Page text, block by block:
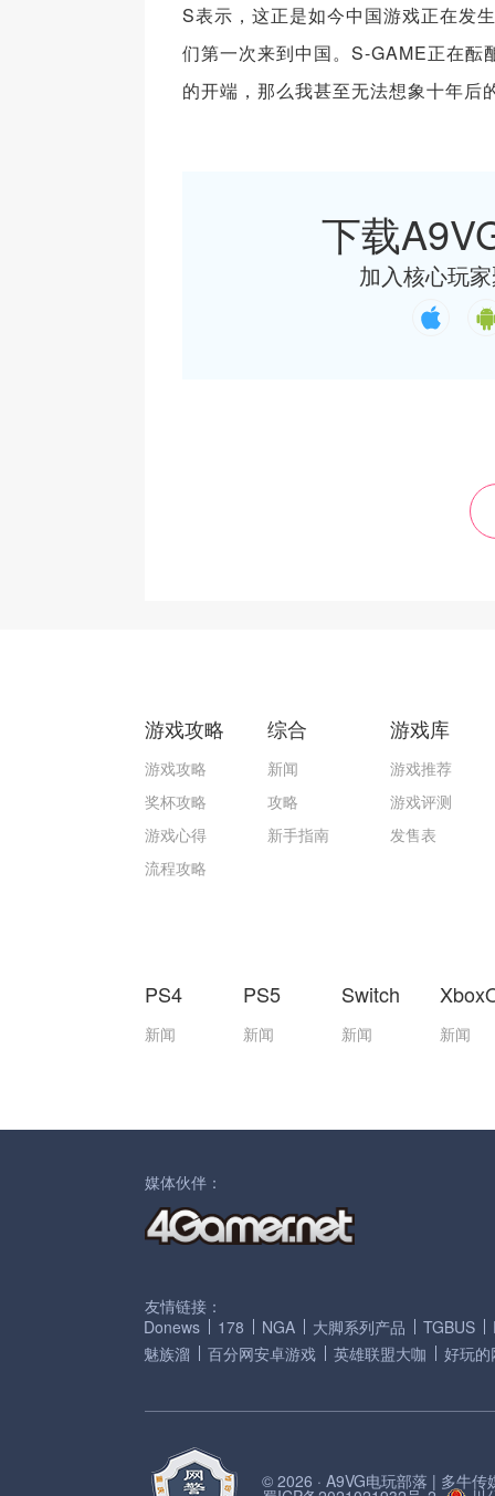
S表示，这正是如今中国游戏正在发
们第一次来到中国。S-GAME正在酝
的开端，那么我甚至无法想象十年后
下载
加入核心玩
游戏攻略
游戏攻略
奖杯攻略
游戏心得
流程攻略
综合
新闻
攻略
新手指南
游戏库
游戏推荐
游戏评测
发售表
PS4
新闻
PS5
新闻
Switch
新闻 新闻
媒体伙伴：
友情链接：
Donews
178 NGA 大脚系列产品 TGBUS
魅族溜
百分网安卓游戏 英雄联盟大咖 好玩的
© 2026 · A9VG电玩部落 | 多牛传